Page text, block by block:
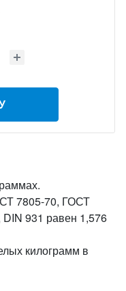
7805-70, ГОСТ
931 равен 1,576
килограмм в